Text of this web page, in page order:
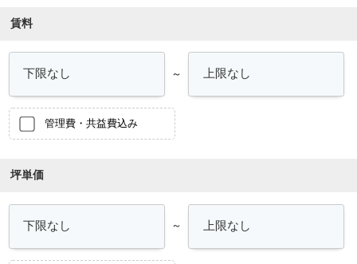
賃料
～
管理費・共益費込み
坪単価
～